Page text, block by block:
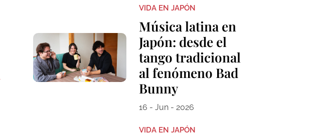
VIDA EN JAPÓN
Música latina en
Japón: desde el
tango tradicional
al fenómeno Bad
Bunny
16 - Jun - 2026
VIDA EN JAPÓN